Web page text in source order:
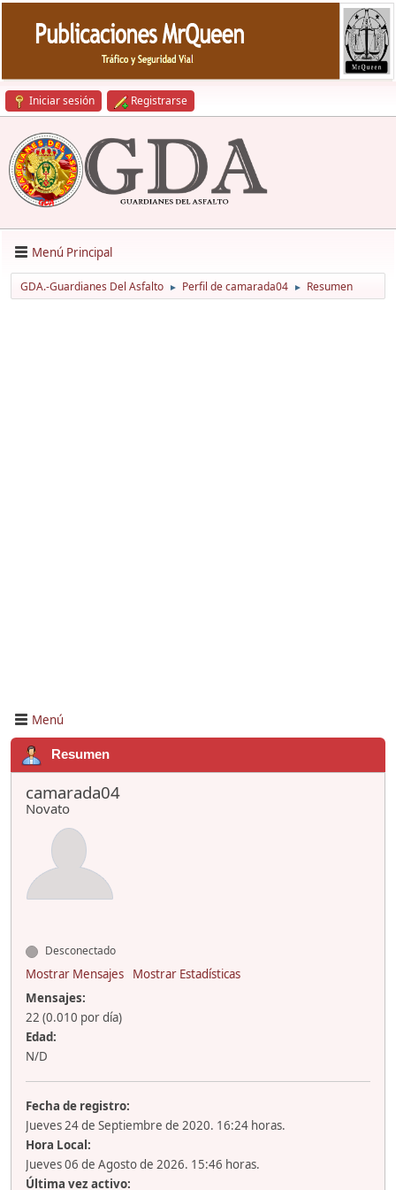
Iniciar sesión Registrarse
Menú Principal
GDA.-Guardianes Del Asfalto ► Perfil de camarada04 ► Resumen
Menú
Resumen
camarada04
Novato
Desconectado
Mostrar Mensajes
Mostrar Estadísticas
Mensajes:
22 (0.010 por día)
Edad:
N/D
Fecha de registro:
Jueves 24 de Septiembre de 2020. 16:24 horas.
Hora Local:
Jueves 06 de Agosto de 2026. 15:46 horas.
Última vez activo: